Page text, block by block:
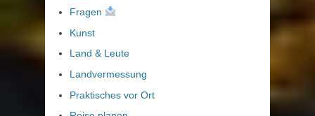
Fragen
Kunst
Land & Leute
Landvermessung
Praktisches vor Ort